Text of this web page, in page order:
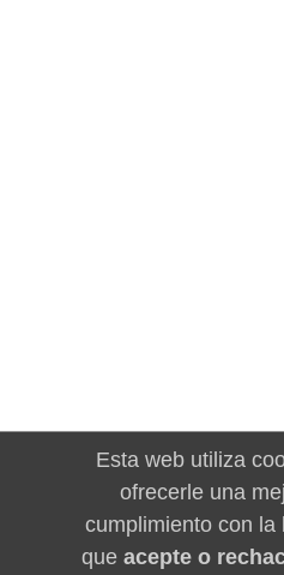
Esta web utiliza
ofrecerle una
cumplimiento con la
que acepte o